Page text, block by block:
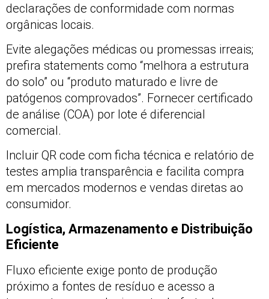
declarações de conformidade com normas
orgânicas locais.
Evite alegações médicas ou promessas irreais;
prefira statements como “melhora a estrutura
do solo” ou “produto maturado e livre de
patógenos comprovados”. Fornecer certificado
de análise (COA) por lote é diferencial
comercial.
Incluir QR code com ficha técnica e relatório de
testes amplia transparência e facilita compra
em mercados modernos e vendas diretas ao
consumidor.
Logística, Armazenamento e Distribuição
Eficiente
Fluxo eficiente exige ponto de produção
próximo a fontes de resíduo e acesso a